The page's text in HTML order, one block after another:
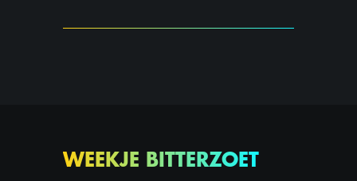
WEEKJE BITTERZOET